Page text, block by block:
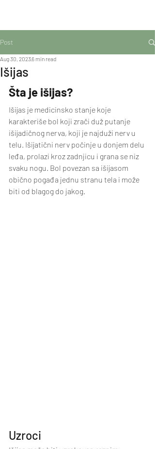
Post
Išijas
Aug 30, 2023 6 min read
Šta je išijas?
Išijas je medicinsko stanje koje
karakteriše bol koji zrači duž putanje
išijadičnog nerva, koji je najduži nerv u
telu. Išijatični nerv počinje u donjem delu
leđa, prolazi kroz zadnjicu i grana se niz
svaku nogu. Bol povezan sa išijasom
obično pogađa jednu stranu tela i može
biti od blagog do jakog.
Uzroci